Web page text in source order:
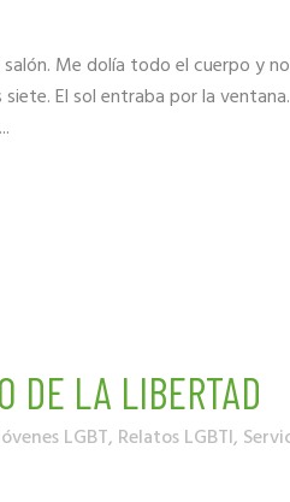
Me dolía todo el cuerpo y
El sol entraba por la
DE LA LIBERTAD
LGBT, Relatos LGBTI,